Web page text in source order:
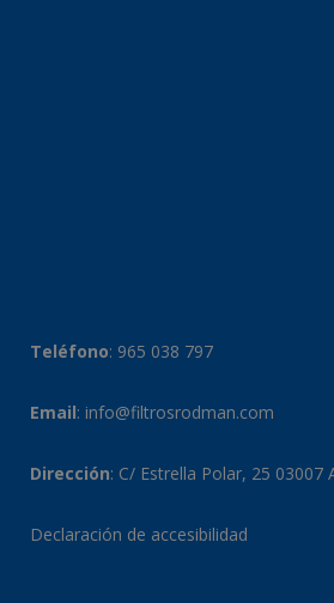
Teléfono: 965 038 797
Email: info@filtrosrodman.com
Dirección: C/ Estrella Polar, 25 03007
Declaración de accesibilidad